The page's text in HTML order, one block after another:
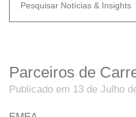
Parceiros de
Publicado em 13 de Julho